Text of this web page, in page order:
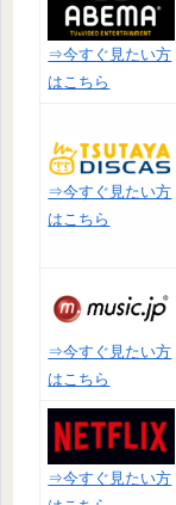
⇒今すぐ見たい方
はこちら
⇒今すぐ見たい方
はこちら
⇒今すぐ見たい方
はこちら
⇒今すぐ見たい方